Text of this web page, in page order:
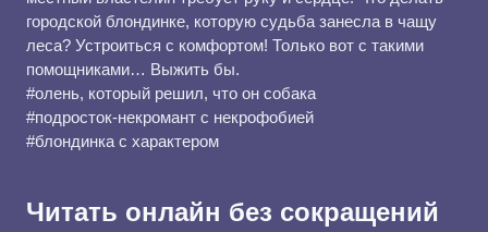
городской блондинке, которую судьба занесла в чащу
леса? Устроиться с комфортом! Только вот с такими
помощниками… Выжить бы.
#олень, который решил, что он собака
#подросток-некромант с некрофобией
#блондинка с характером
Читать онлайн без сокращений